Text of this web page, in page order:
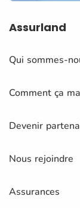
Assurland
Qui sommes-
Comment ça
Devenir
Nous rejoindre
Assurances